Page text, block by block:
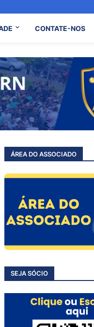
CONTATE-NOS
ÁREA DO ASSOCIADO
SEJA SÓCIO